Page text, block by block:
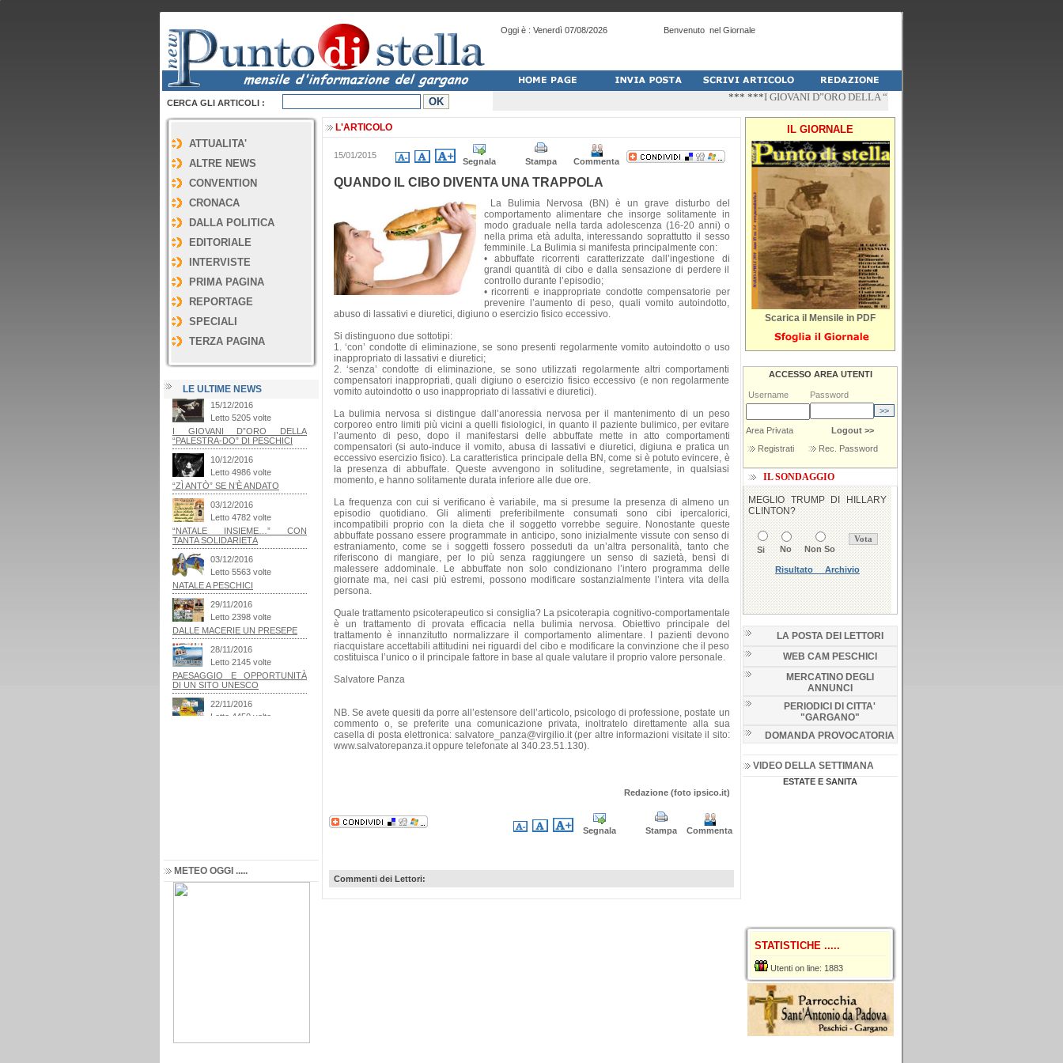
Oggi è : Venerdì 07/08/2026 Benvenuto nel Giornale
CERCA GLI ARTICOLI : *** ***I GIOVANI D”ORO DELLA “PALESTRA-DO” DI PESCHICI
ATTUALITA'
ALTRE NEWS
CONVENTION
CRONACA
DALLA POLITICA
EDITORIALE
INTERVISTE
PRIMA PAGINA
REPORTAGE
SPECIALI
TERZA PAGINA
LE ULTIME NEWS
METEO OGGI .....
L'ARTICOLO
15/01/2015
Segnala Stampa Commenta
QUANDO IL CIBO DIVENTA UNA TRAPPOLA
La Bulimia Nervosa (BN) è un grave disturbo del
comportamento alimentare che insorge solitamente in
modo graduale nella tarda adolescenza (16-20 anni) o
nella prima età adulta, interessando soprattutto il sesso
femminile. La Bulimia si manifesta principalmente con:
• abbuffate ricorrenti caratterizzate dall’ingestione di
grandi quantità di cibo e dalla sensazione di perdere il
controllo durante l’episodio;
• ricorrenti e inappropriate condotte compensatorie per
prevenire l’aumento di peso, quali vomito autoindotto,
abuso di lassativi e diuretici, digiuno o esercizio fisico eccessivo.
Si distinguono due sottotipi:
1. ‘con’ condotte di eliminazione, se sono presenti regolarmente vomito autoindotto o uso
inappropriato di lassativi e diuretici;
2. ‘senza’ condotte di eliminazione, se sono utilizzati regolarmente altri comportamenti
compensatori inappropriati, quali digiuno o esercizio fisico eccessivo (e non regolarmente
vomito autoindotto o uso inappropriato di lassativi e diuretici).
La bulimia nervosa si distingue dall’anoressia nervosa per il mantenimento di un peso
corporeo entro limiti più vicini a quelli fisiologici, in quanto il paziente bulimico, per evitare
l’aumento di peso, dopo il manifestarsi delle abbuffate mette in atto comportamenti
compensatori (si auto-induce il vomito, abusa di lassativi e diuretici, digiuna e pratica un
eccessivo esercizio fisico). La caratteristica principale della BN, come si è potuto evincere, è
la presenza di abbuffate. Queste avvengono in solitudine, segretamente, in qualsiasi
momento, e hanno solitamente durata inferiore alle due ore.
La frequenza con cui si verificano è variabile, ma si presume la presenza di almeno un
episodio quotidiano. Gli alimenti preferibilmente consumati sono cibi ipercalorici,
incompatibili proprio con la dieta che il soggetto vorrebbe seguire. Nonostante queste
abbuffate possano essere programmate in anticipo, sono inizialmente vissute con senso di
estraniamento, come se i soggetti fossero posseduti da un’altra personalità, tanto che
riferiscono di mangiare, per lo più senza raggiungere un senso di sazietà, bensì di
malessere addominale. Le abbuffate non solo condizionano l’intero programma delle
giornate ma, nei casi più estremi, possono modificare sostanzialmente l’intera vita della
persona.
Quale trattamento psicoterapeutico si consiglia? La psicoterapia cognitivo-comportamentale
è un trattamento di provata efficacia nella bulimia nervosa. Obiettivo principale del
trattamento è innanzitutto normalizzare il comportamento alimentare. I pazienti devono
riacquistare accettabili attitudini nei riguardi del cibo e modificare la convinzione che il peso
costituisca l’unico o il principale fattore in base al quale valutare il proprio valore personale.
Salvatore Panza
NB. Se avete quesiti da porre all’estensore dell’articolo, psicologo di professione, postate un
commento o, se preferite una comunicazione privata, inoltratelo direttamente alla sua
casella di posta elettronica: salvatore_panza@virgilio.it (per altre informazioni visitate il sito:
www.salvatorepanza.it oppure telefonate al 340.23.51.130).
Redazione (foto ipsico.it)
Segnala Stampa Commenta
Commenti dei Lettori:
IL GIORNALE
Scarica il Mensile in PDF
ACCESSO AREA UTENTI
Username Password
Area Privata
Logout >>
Registrati
Rec. Password
IL SONDAGGIO
LA POSTA DEI LETTORI
WEB CAM PESCHICI
MERCATINO DEGLI
ANNUNCI
PERIODICI DI CITTA'
"GARGANO"
DOMANDA PROVOCATORIA
VIDEO DELLA SETTIMANA
ESTATE E SANITA
STATISTICHE .....
Utenti on line: 1883